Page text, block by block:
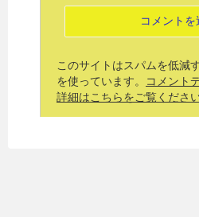
このサイトはスパムを低減
を使っています。
コメント
詳細はこちらをご覧くださ